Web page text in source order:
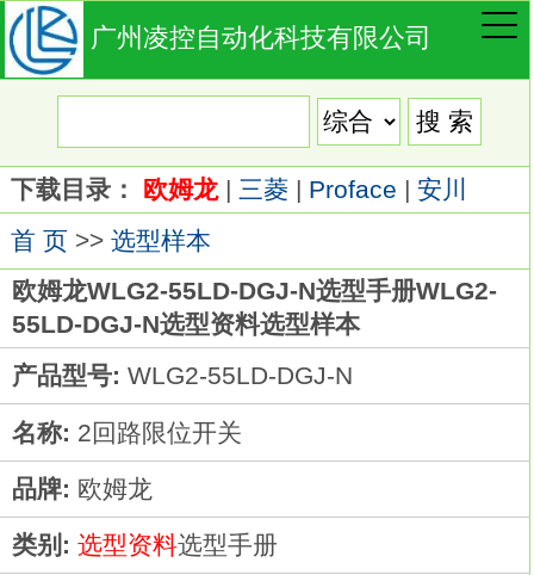
广州凌控自动化科技有限公司
下载目录： 欧姆龙| 三菱| Proface | 安川
首 页>> 选型样本
欧姆龙WLG2-55LD-DGJ-N选型手册WLG2-
55LD-DGJ-N选型资料选型样本
产品型号: WLG2-55LD-DGJ-N
名称: 2回路限位开关
品牌: 欧姆龙
类别: 选型资料选型手册